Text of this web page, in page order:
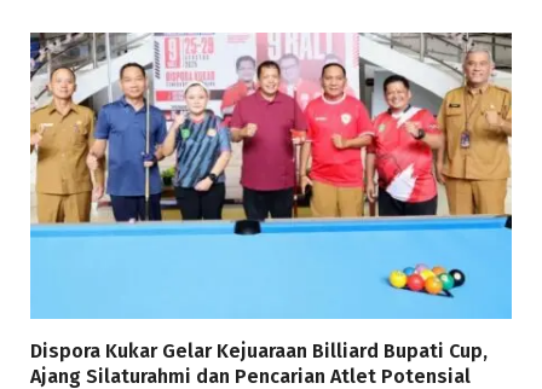
Dispora Kukar Gelar Kejuaraan Billiard Bupati Cup,
Ajang Silaturahmi dan Pencarian Atlet Potensial